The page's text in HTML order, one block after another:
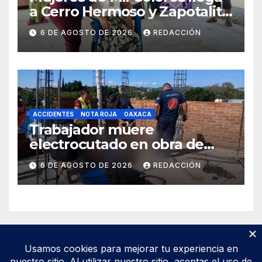
a Cerro Hermoso y Zapotalito
para fortalecer redes de
apoyo y prevenir violencias
6 DE AGOSTO DE 2026 REDACCIÓN
ACCIDENTES NOTA ROJA OAXACA
Trabajador muere
electrocutado en obra de
Soledad Etla; dos jóvenes
resultan gravemente
lesionados
6 DE AGOSTO DE 2026 REDACCIÓN